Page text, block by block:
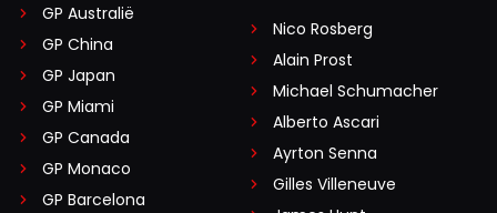
GP Australië
GP China
GP Japan
GP Miami
GP Canada
GP Monaco
GP Barcelona
Nico Rosberg
Alain Prost
Michael Schumacher
Alberto Ascari
Ayrton Senna
Gilles Villeneuve